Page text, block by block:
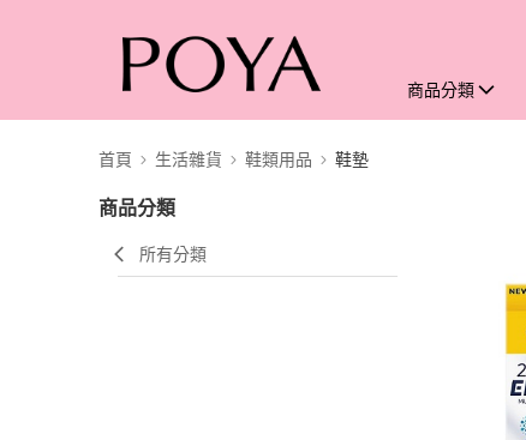
商品分類
首頁 生活雜貨 鞋類用品 鞋墊
商品分類
所有分類